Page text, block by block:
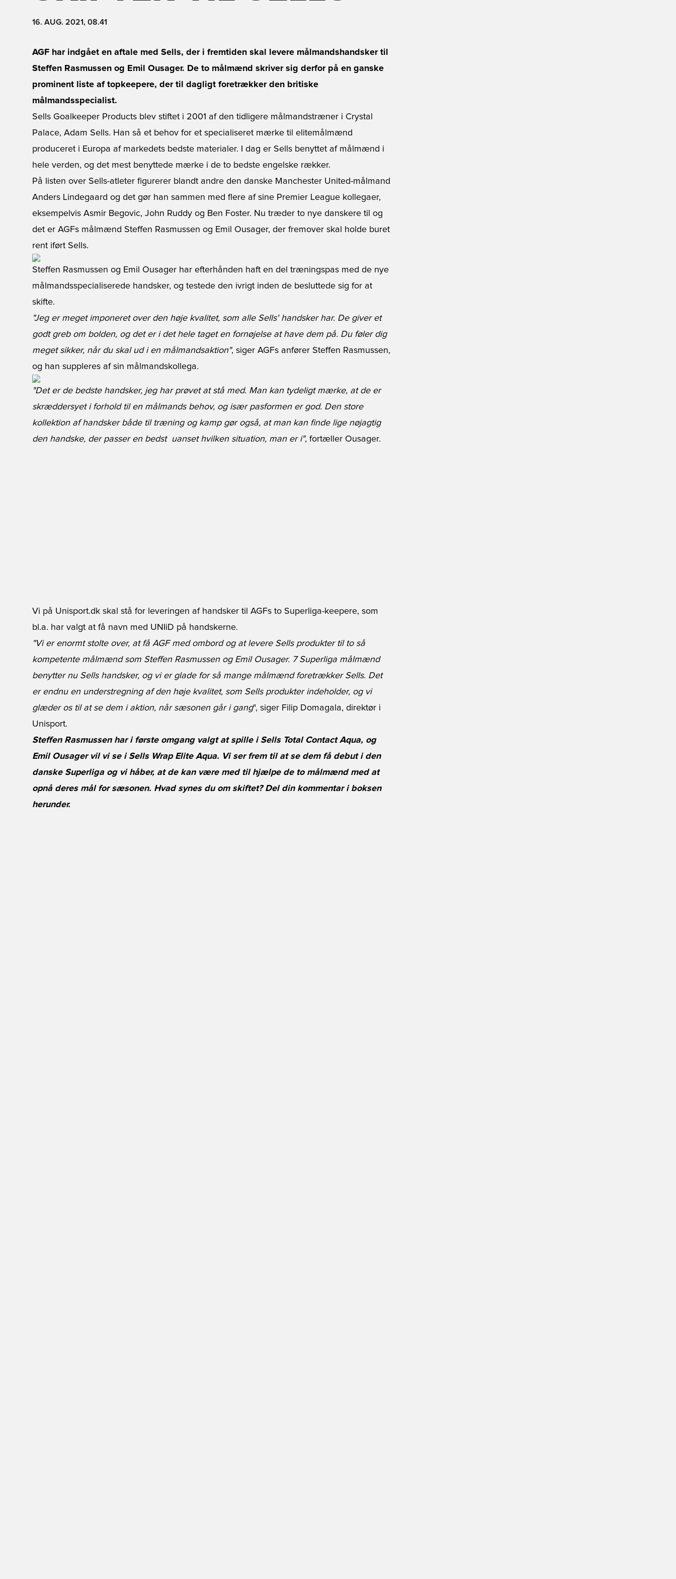
16. AUG. 2021, 08.41
AGF har indgået en aftale med Sells, der i fremtiden skal levere målmandshandsker til
Steffen Rasmussen og Emil Ousager. De to målmænd skriver sig derfor på en ganske
prominent liste af topkeepere, der til dagligt foretrækker den britiske
målmandsspecialist.
Sells Goalkeeper Products blev stiftet i 2001 af den tidligere målmandstræner i Crystal
Palace, Adam Sells. Han så et behov for et specialiseret mærke til elitemålmænd
produceret i Europa af markedets bedste materialer. I dag er Sells benyttet af målmænd i
hele verden, og det mest benyttede mærke i de to bedste engelske rækker.
På listen over Sells-atleter figurerer blandt andre den danske Manchester United-målmand
Anders Lindegaard og det gør han sammen med flere af sine Premier League kollegaer,
eksempelvis Asmir Begovic, John Ruddy og Ben Foster. Nu træder to nye danskere til og
det er AGFs målmænd Steffen Rasmussen og Emil Ousager, der fremover skal holde buret
rent iført Sells.
Steffen Rasmussen og Emil Ousager har efterhånden haft en del træningspas med de nye
målmandsspecialiserede handsker, og testede den ivrigt inden de besluttede sig for at
skifte.
"Jeg er meget imponeret over den høje kvalitet, som alle Sells' handsker har. De giver et
godt greb om bolden, og det er i det hele taget en fornøjelse at have dem på. Du føler dig
meget sikker, når du skal ud i en målmandsaktion", siger AGFs anfører Steffen Rasmussen,
og han suppleres af sin målmandskollega.
"Det er de bedste handsker, jeg har prøvet at stå med. Man kan tydeligt mærke, at de er
skræddersyet i forhold til en målmands behov, og især pasformen er god. Den store
kollektion af handsker både til træning og kamp gør også, at man kan finde lige nøjagtig
den handske, der passer en bedst  uanset hvilken situation, man er i", fortæller Ousager.
Vi på Unisport.dk skal stå for leveringen af handsker til AGFs to Superliga-keepere, som
bl.a. har valgt at få navn med UNIiD på handskerne.
"Vi er enormt stolte over, at få AGF med ombord og at levere Sells produkter til to så
kompetente målmænd som Steffen Rasmussen og Emil Ousager. 7 Superliga målmænd
benytter nu Sells handsker, og vi er glade for så mange målmænd foretrækker Sells. Det
er endnu en understregning af den høje kvalitet, som Sells produkter indeholder, og vi
glæder os til at se dem i aktion, når sæsonen går i gang", siger Filip Domagala, direktør i
Unisport.
Steffen Rasmussen har i første omgang valgt at spille i Sells Total Contact Aqua, og
Emil Ousager vil vi se i Sells Wrap Elite Aqua. Vi ser frem til at se dem få debut i den
danske Superliga og vi håber, at de kan være med til hjælpe de to målmænd med at
opnå deres mål for sæsonen. Hvad synes du om skiftet? Del din kommentar i boksen
herunder.